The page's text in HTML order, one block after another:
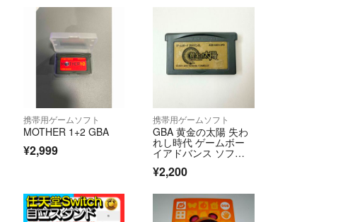
す。
プチ袋、紙袋、ラッピング袋などで
くして傷をさらに防ぎます。
って使うものが異なります。
て~
通郵便または簡単ラクマでの配送です。
は1日以内で出来ます。
便の物でもメルカリ便に変更可能です。
うございます！<(_ _)>
携帯用ゲームソフト
MOTHER 1+2 GBA
¥2,999
携帯用ゲームソフト
GBA 黄金の太陽 失わ
れし時代 ゲームボー
イアドバンス ソフ
¥2,200